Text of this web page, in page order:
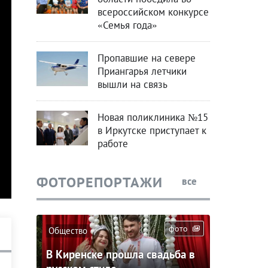
всероссийском конкурсе
«Семья года»
Пропавшие на севере
Приангарья летчики
вышли на связь
Новая поликлиника №15
в Иркутске приступает к
работе
ФОТОРЕПОРТАЖИ все
фото
Общество
В Киренске прошла свадьба в